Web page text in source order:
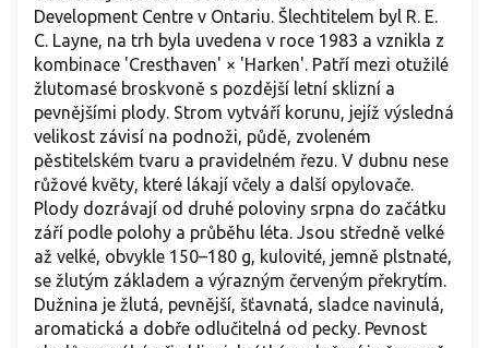
Development Centre v Ontariu. Šlechtitelem byl R. E.
C. Layne, na trh byla uvedena v roce 1983 a vznikla z
kombinace 'Cresthaven' × 'Harken'. Patří mezi otužilé
žlutomasé broskvoně s pozdější letní sklizní a
pevnějšími plody. Strom vytváří korunu, jejíž výsledná
velikost závisí na podnoži, půdě, zvoleném
pěstitelském tvaru a pravidelném řezu. V dubnu nese
růžové květy, které lákají včely a další opylovače.
Plody dozrávají od druhé poloviny srpna do začátku
září podle polohy a průběhu léta. Jsou středně velké
až velké, obvykle 150–180 g, kulovité, jemně plstnaté,
se žlutým základem a výrazným červeným překrytím.
Dužnina je žlutá, pevnější, šťavnatá, sladce navinulá,
aromatická a dobře odlučitelná od pecky. Pevnost